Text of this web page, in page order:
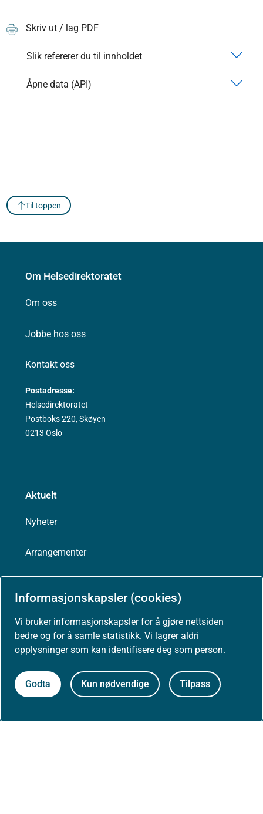
Informasjonskapsler (cookies)
Vi bruker informasjonskapsler for å gjøre nettsiden
bedre og for å samle statistikk. Vi lagrer aldri
opplysninger som kan identifisere deg som person.
Godta Kun nødvendige Tilpass
Skriv ut / lag PDF
Slik refererer du til innholdet
Åpne data (API)
Til toppen
Om Helsedirektoratet
Om oss
Jobbe hos oss
Kontakt oss
Postadresse:
Helsedirektoratet
Postboks 220, Skøyen
0213 Oslo
Aktuelt
Nyheter
Arrangementer
Om nettstedet